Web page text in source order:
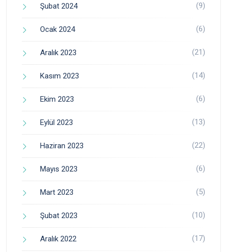
Şubat 2024 (9)
Ocak 2024 (6)
Aralık 2023 (21)
Kasım 2023 (14)
Ekim 2023 (6)
Eylül 2023 (13)
Haziran 2023 (22)
Mayıs 2023 (6)
Mart 2023 (5)
Şubat 2023 (10)
Aralık 2022 (17)